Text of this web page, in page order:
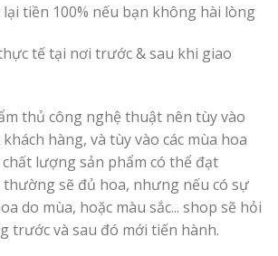
tiền 100% nếu bạn không hài lòng
tế tại nơi trước & sau khi giao
thủ công nghệ thuật nên tùy vào
hàng, và tùy vào các mùa hoa
lượng sản phẩm có thể đạt
thường sẽ đủ hoa, nhưng nếu có sự
do mùa, hoặc màu sắc... shop sẽ hỏi
trước và sau đó mới tiến hành.